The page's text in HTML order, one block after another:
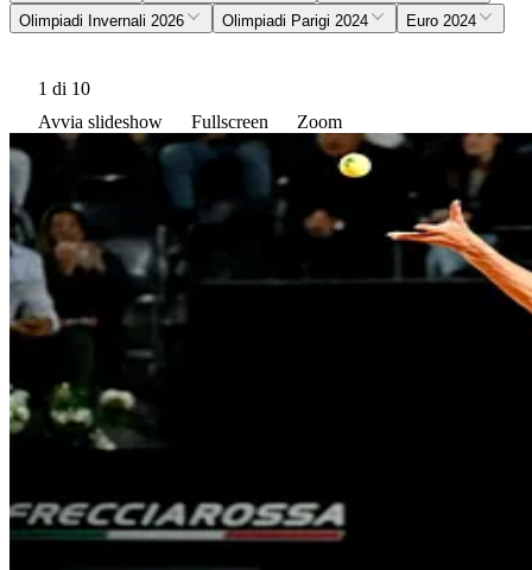
Olimpiadi Invernali 2026
Olimpiadi Parigi 2024 Euro 2024
1 di 10
Avvia slideshow
Fullscreen Zoom